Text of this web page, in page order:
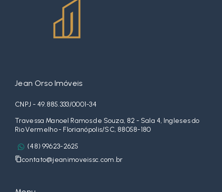
Jean Orso Imóveis
CNPJ - 49.885.333/0001-34
Travessa Manoel Ramos de Souza, 82 - Sala 4, Ingleses do
Rio Vermelho - Florianópolis/SC, 88058-180
(48) 99623-2625
contato@jeanimoveissc.com.br